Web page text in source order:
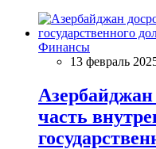
Финансы
13 февраль
Азербайджан
часть